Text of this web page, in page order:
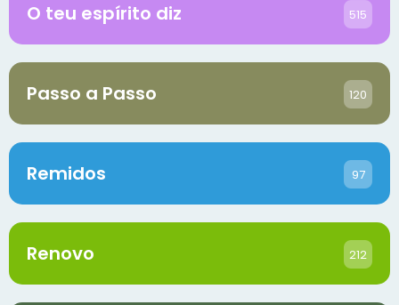
O teu espírito diz 515
Passo a Passo 120
Remidos 97
Renovo 212